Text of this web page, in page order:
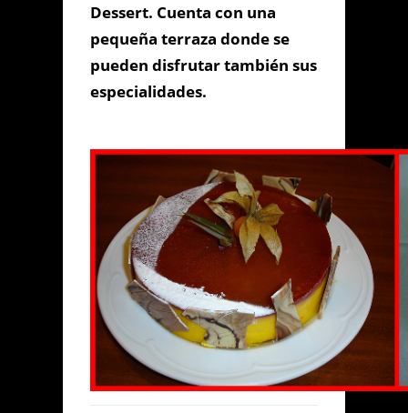
Dessert. Cuenta con una
pequeña terraza donde se
pueden disfrutar también sus
especialidades.
Enviar Mensaje